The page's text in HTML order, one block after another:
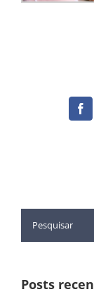
Posts